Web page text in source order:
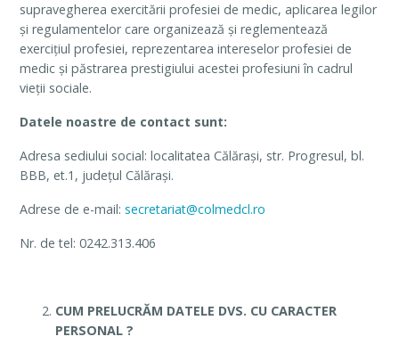
supravegherea exercitării profesiei de medic, aplicarea legilor
și regulamentelor care organizează și reglementează
exercițiul profesiei, reprezentarea intereselor profesiei de
medic și păstrarea prestigiului acestei profesiuni în cadrul
vieții sociale.
Datele noastre de contact sunt:
Adresa sediului social: localitatea Călărași, str. Progresul, bl.
BBB, et.1, județul Călărași.
Adrese de e-mail: secretariat@colmedcl.ro
Nr. de tel: 0242.313.406
CUM PRELUCRĂM DATELE DVS. CU CARACTER
PERSONAL ?